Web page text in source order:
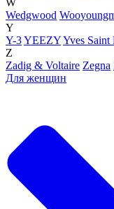
W
Wedgwood
Y
Y-3YEEZYYves Saint
Z
Zadig & Voltaire Zegna
Для женщин